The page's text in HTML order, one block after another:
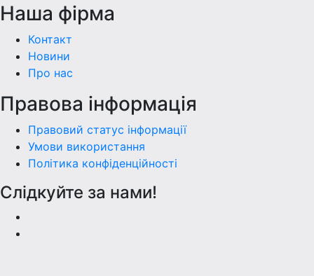
Наша фiрма
Контакт
Новини
Про нас
Правова інформація
Правовий статус інформації
Умови використання
Політика конфіденційності
Слідкуйте за нами!